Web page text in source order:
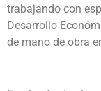
trabajando con
Desarrollo
de mano de obra